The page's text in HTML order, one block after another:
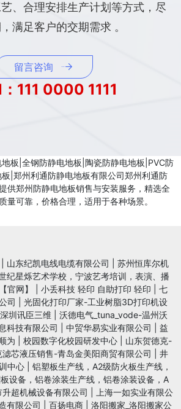
、合理安排生产计划等方式，尽
满足客户的交期需求 。
留言咨询
111 0000 1111
板|全钢防静电地板|陶瓷防静电地板|PVC防
|郑州利通防静电地板有限公司郑州利通防
供郑州防静电地板销售与安装服务，精选全
量可靠，价格合理，适用于各种场景。
山东纪凯电线电缆有限公司
苏州恒库尔机
纪星烁艺术学校，宁波艺考培训，表演、播
官网】
小丢科技 轻印 自助打印 轻印
七
司
光固化打印厂家-工业树脂3D打印机设
圳讯臣三维
沃德电气_tuna_vode-温州沃
科技有限公司 中贸华易实业有限公司
益
为 校园数字化校园研发中心
山东贺德克-
芯液压销售-青岛金美阳商贸有限公司
井
中心
铝塑板生产线，A2级防火板生产线，
设备，铝卷涂装生产线，铝卷涂装设备，A
超机械设备有限公司
上海一如实业有限公
有限公司 百扬电商
洛阳搬家_洛阳搬家公